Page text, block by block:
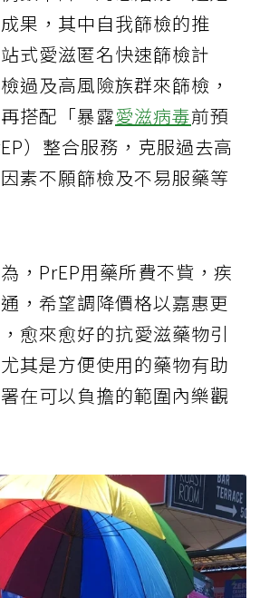
果，其中自我篩檢的推
式愛滋匿名快速篩檢計
過及高風險族群來篩檢，
搭配「暴露愛滋病毒前預
）整合服務，克服過去高
素不願篩檢及不易服藥等
，PrEP用藥所費不貲，疾
，希望調降價格以嘉惠更
愈來愈好的抗愛滋藥物引
其是方便使用的藥物有助
在可以負擔的範圍內樂觀